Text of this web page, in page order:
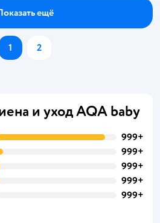
ещё
1 2
и уход AQA baby
999+
999+
999+
999+
999+